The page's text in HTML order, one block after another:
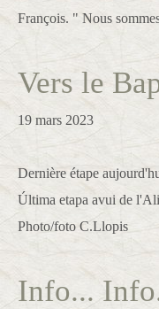
François. " Nous
Vers le
19 mars 2023
Dernière étape
Última etapa avui de
Photo/foto C.Llopis
Info...